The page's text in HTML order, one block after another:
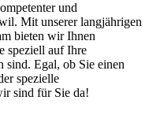
und
Mit unserer langjährigen
bieten wir Ihnen
speziell auf Ihre
sind. Egal, ob Sie einen
spezielle
sind für Sie da!